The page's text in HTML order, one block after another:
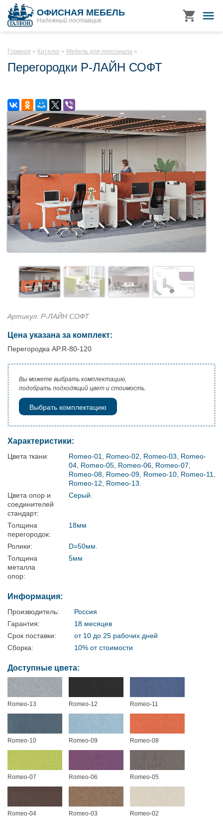
ОФИСНАЯ МЕБЕЛЬ
Надежный поставщик
Главная Каталог Мебель для персонала
Перегородки Р-ЛАЙН СОФТ
Артикул: Р-ЛАЙН СОФТ
Цена указана за комплект:
Перегородка AP.R-80-120
Вы можете выбрать комплектацию,
подобрать подходящий цвет и стоимость.
Выбрать комплектацию
Характеристики:
Цвета ткани:
Romeo-01, Romeo-02, Romeo-03, Romeo-
04, Romeo-05, Romeo-06, Romeo-07,
Romeo-08, Romeo-09, Romeo-10, Romeo-11,
Romeo-12, Romeo-13.
Цвета опор и
соединителей
стандарт:
Серый.
Толщина
перегородок:
18мм
Ролики:
D=50мм.
Толщина
металла
опор:
5мм
Информация:
Производитель:
Россия
Гарантия:
18 месяцев
Срок поставки:
от 10 до 25 рабочих дней
Сборка:
10% от стоимости
Доступные цвета:
Romeo-13 Romeo-12 Romeo-11
Romeo-10 Romeo-09 Romeo-08
Romeo-07 Romeo-06 Romeo-05
Romeo-04 Romeo-03 Romeo-02